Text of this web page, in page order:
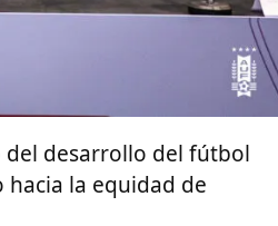
del desarrollo del fútbol
la equidad de